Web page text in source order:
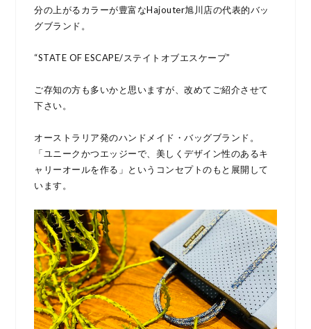
分の上がるカラーが豊富なHajouter旭川店の代表的バッ
グブランド。
“STATE OF ESCAPE/ステイトオブエスケープ”
ご存知の方も多いかと思いますが、改めてご紹介させて
下さい。
オーストラリア発のハンドメイド・バッグブランド。
「ユニークかつエッジーで、美しくデザイン性のあるキ
ャリーオールを作る」というコンセプトのもと展開して
います。